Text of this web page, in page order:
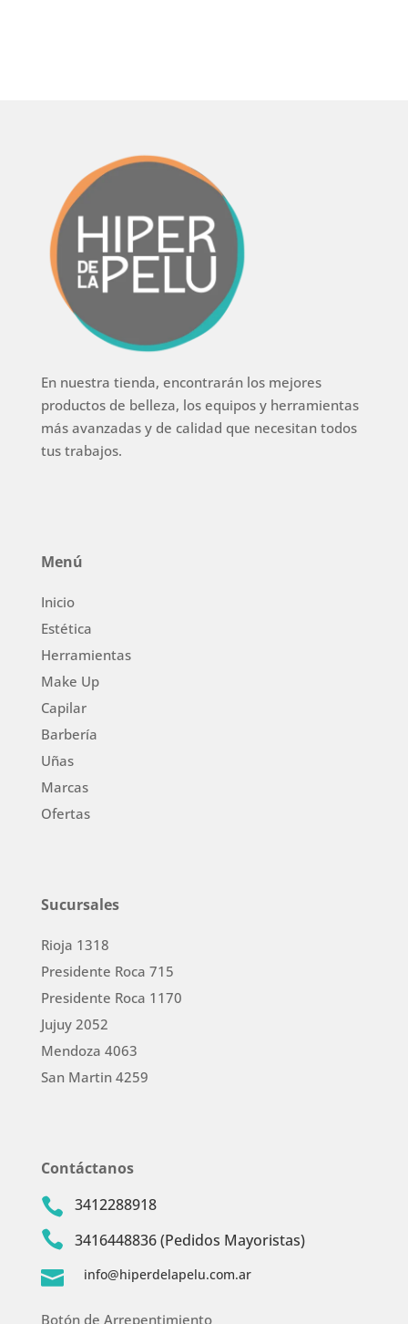
En nuestra tienda, encontrarán los mejores
productos de belleza, los equipos y herramientas
más avanzadas y de calidad que necesitan todos
tus trabajos.
Menú
Inicio
Estética
Herramientas
Make Up
Capilar
Barbería
Uñas
Marcas
Ofertas
Sucursales
Rioja 1318
Presidente Roca 715
Presidente Roca 1170
Jujuy 2052
Mendoza 4063
San Martin 4259
Contáctanos
 3412288918
 3416448836 (Pedidos Mayoristas)
 info@hiperdelapelu.com.ar
Botón de Arrepentimiento